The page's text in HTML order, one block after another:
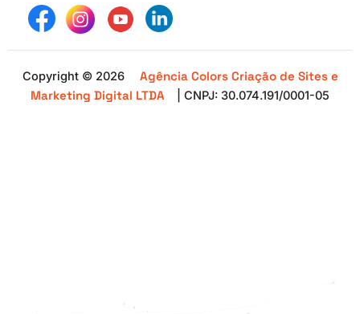
Copyright © 2026
Agência Colors Criação de Sites e
Marketing Digital LTDA
| CNPJ: 30.074.191/0001-05